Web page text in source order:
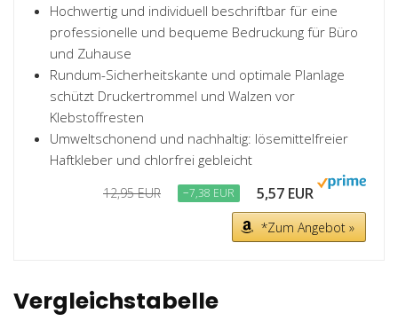
Hochwertig und individuell beschriftbar für eine
professionelle und bequeme Bedruckung für Büro
und Zuhause
Rundum-Sicherheitskante und optimale Planlage
schützt Druckertrommel und Walzen vor
Klebstoffresten
Umweltschonend und nachhaltig: lösemittelfreier
Haftkleber und chlorfrei gebleicht
12,95 EUR −7,38 EUR 5,57 EUR
*Zum Angebot »
Vergleichstabelle